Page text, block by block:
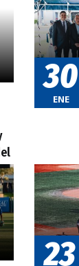
30
ENE
23